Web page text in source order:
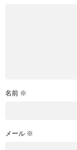
名前 ※
メール ※